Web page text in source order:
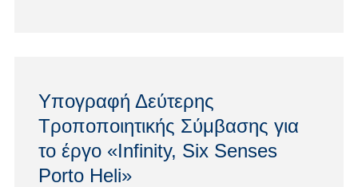
Υπογραφή Δεύτερης
Τροποποιητικής Σύμβασης για
το έργο «Infinity, Six Senses
Porto Heli»